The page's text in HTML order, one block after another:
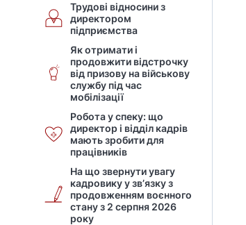
Трудові відносини з
директором
підприємства
Як отримати і
продовжити відстрочку
від призову на військову
службу під час
мобілізації
Робота у спеку: що
директор і відділ кадрів
мають зробити для
працівників
На що звернути увагу
кадровику у зв’язку з
продовженням воєнного
стану з 2 серпня 2026
року